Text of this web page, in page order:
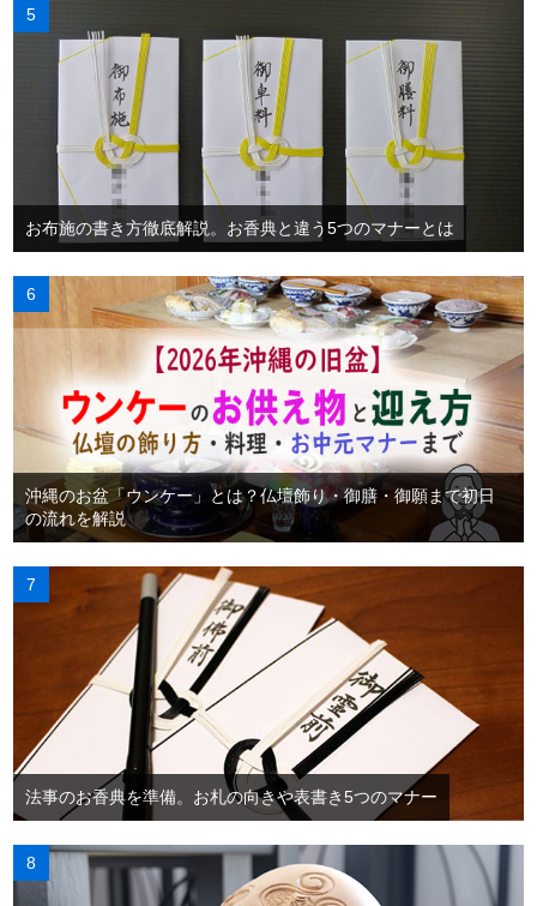
お布施の書き方徹底解説。お香典と違う5つのマナーとは
沖縄のお盆「ウンケー」とは？仏壇飾り・御膳・御願まで初日
の流れを解説
法事のお香典を準備。お札の向きや表書き5つのマナー